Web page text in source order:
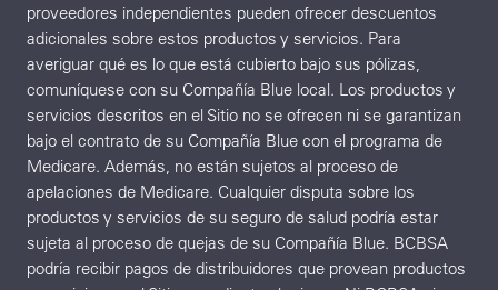
proveedores independientes pueden ofrecer descuentos
adicionales sobre estos productos y servicios. Para
averiguar qué es lo que está cubierto bajo sus pólizas,
comuníquese con su Compañía Blue local. Los productos y
servicios descritos en el Sitio no se ofrecen ni se garantizan
bajo el contrato de su Compañía Blue con el programa de
Medicare. Además, no están sujetos al proceso de
apelaciones de Medicare. Cualquier disputa sobre los
productos y servicios de su seguro de salud podría estar
sujeta al proceso de quejas de su Compañía Blue. BCBSA
podría recibir pagos de distribuidores que provean productos